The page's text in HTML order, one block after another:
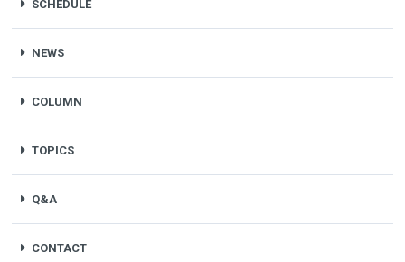
SCHEDULE
NEWS
COLUMN
TOPICS
Q&A
CONTACT